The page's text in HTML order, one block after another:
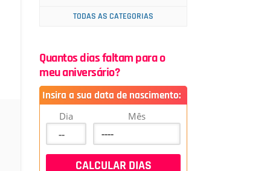
TODAS AS CATEGORIAS
Quantos dias faltam para o
meu aniversário?
Insira a sua data de nascimento:
Dia Mês